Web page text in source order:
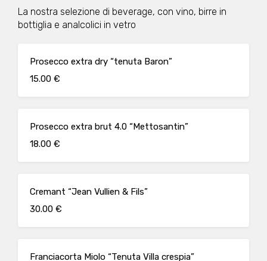
La nostra selezione di beverage, con vino, birre in
bottiglia e analcolici in vetro
Prosecco extra dry “tenuta Baron”
15.00 €
Prosecco extra brut 4.0 “Mettosantin”
18.00 €
Cremant “Jean Vullien & Fils”
30.00 €
Franciacorta Miolo “Tenuta Villa crespia”